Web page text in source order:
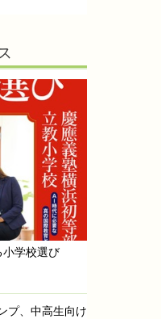
小学校選び
プ、中高生向け